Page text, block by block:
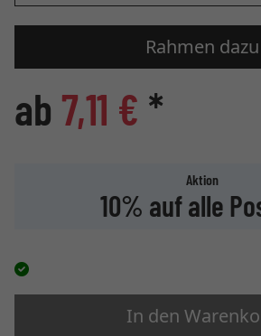
Rahmen dazu
ab 7,11 € *
Aktion
10% auf alle
In den